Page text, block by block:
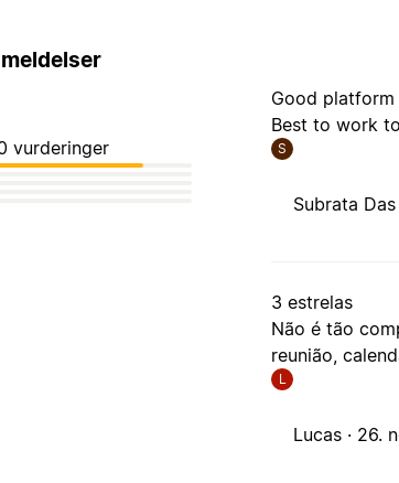
vurderinger
Good platform
Best to work
S
Subrata Das
3 estrelas
Não é tão
reunião,
L
Lucas · 26.